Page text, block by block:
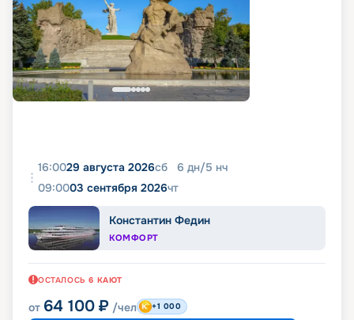
16:0029 августа 2026сб 6 дн/5 нч
09:0003 сентября 2026чт
Константин Федин
КОМФОРТ
ОСТАЛОСЬ 6 КАЮТ
от 64 100 ₽ /чел +1 000